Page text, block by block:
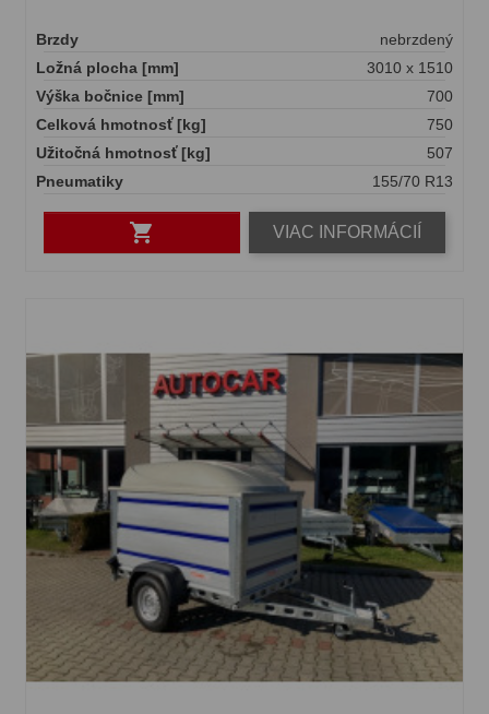
Brzdy
nebrzdený
Ložná plocha [mm]
3010 x 1510
Výška bočnice [mm]
700
Celková hmotnosť [kg]
750
Užitočná hmotnosť [kg]
507
Pneumatiky
155/70 R13
 VIAC INFORMÁCIÍ